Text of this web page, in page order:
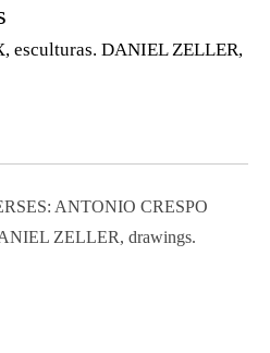
esculturas. DANIEL ZELLER,